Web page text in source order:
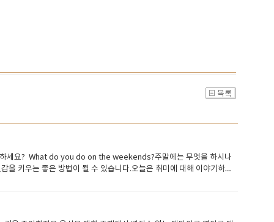
세요? What do you do on the weekends?주말에는 무엇을 하시나
키우는 좋은 방법이 될 수 있습니다.오늘은 취미에 대해 이야기하는
hobby?위험한 취미가 있나요? Do you have any